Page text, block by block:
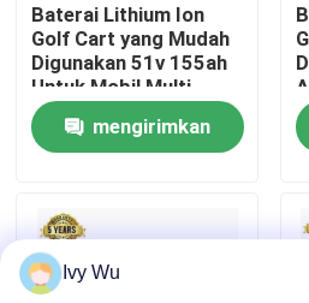
Berita
Cermin Samping Kereta Golf
Penutup Roda Kereta Golf
Dasbor Kereta Golf
Baterai Lithium Ion
Golf Cart yang Mudah
Digunakan 51v 155ah
Untuk Mobil Multi
Kursi
mengirimkan
Ivy Wu